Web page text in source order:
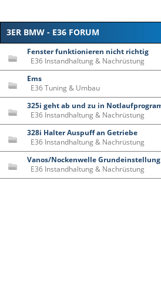
3ER BMW - E36 FORUM
Fenster funktionieren nicht richtig
E36 Instandhaltung & Nachrüstung
Ems
E36 Tuning & Umbau
325i geht ab und zu in
E36 Instandhaltung & Nachrüstung
328i Halter Auspuff an Getriebe
E36 Instandhaltung & Nachrüstung
Vanos/Nockenwelle
E36 Instandhaltung & Nachrüstung